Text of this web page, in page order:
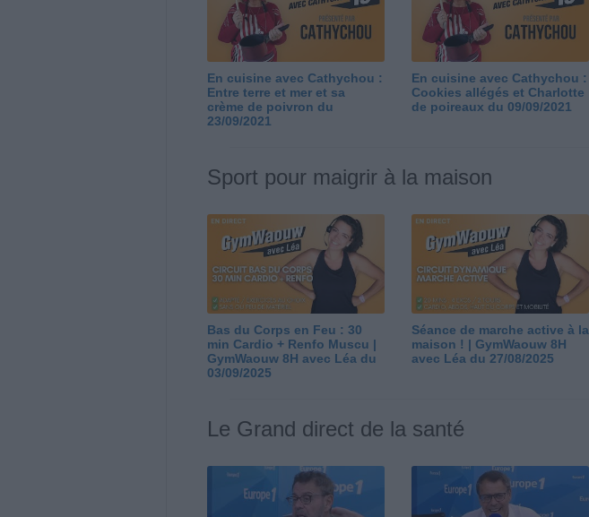
En cuisine avec Cathychou :
Entre terre et mer et sa
crème de poivron du
23/09/2021
En cuisine avec Cathychou :
Cookies allégés et Charlotte
de poireaux du 09/09/2021
Sport pour maigrir à la maison
Bas du Corps en Feu : 30
min Cardio + Renfo Muscu |
GymWaouw 8H avec Léa du
03/09/2025
Séance de marche active à la
maison ! | GymWaouw 8H
avec Léa du 27/08/2025
Le Grand direct de la santé